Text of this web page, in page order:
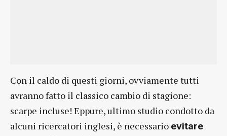
Con il caldo di questi giorni, ovviamente tutti
avranno fatto il classico cambio di stagione:
scarpe incluse! Eppure, ultimo studio condotto da
alcuni ricercatori inglesi, è necessario evitare